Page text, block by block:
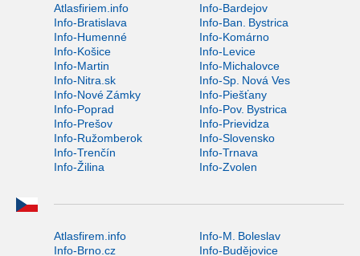
Atlasfiriem.info
Info-Bardejov
Info-Bratislava
Info-Ban. Bystrica
Info-Humenné
Info-Komárno
Info-Košice
Info-Levice
Info-Martin
Info-Michalovce
Info-Nitra.sk
Info-Sp. Nová Ves
Info-Nové Zámky
Info-Piešťany
Info-Poprad
Info-Pov. Bystrica
Info-Prešov
Info-Prievidza
Info-Ružomberok
Info-Slovensko
Info-Trenčín
Info-Trnava
Info-Žilina
Info-Zvolen
Atlasfirem.info
Info-M. Boleslav
Info-Brno.cz
Info-Budějovice